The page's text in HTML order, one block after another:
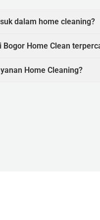
dalam home cleaning?
Home Clean
Home Cleaning?